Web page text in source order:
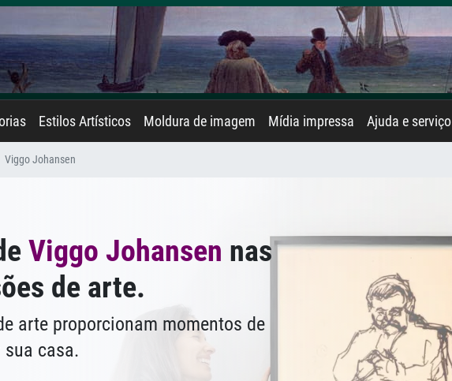
Estilos Artísticos Moldura de imagem Mídia impressa Ajuda e serviço
Viggo Johansen
Viggo Johansen nas
de arte.
arte proporcionam momentos de
casa.